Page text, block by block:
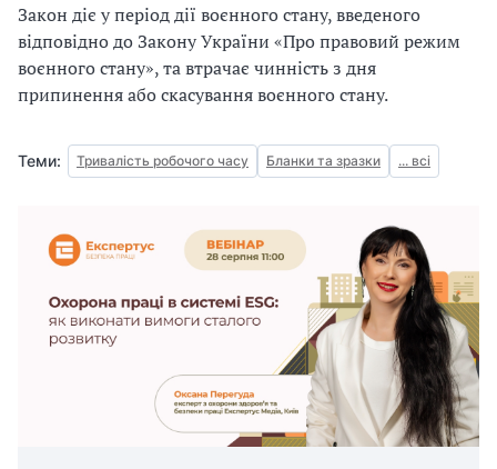
Закон діє у період дії воєнного стану, введеного
відповідно до Закону України «Про правовий режим
воєнного стану», та втрачає чинність з дня
припинення або скасування воєнного стану.
Теми: Тривалість робочого часу Бланки та зразки ... всі